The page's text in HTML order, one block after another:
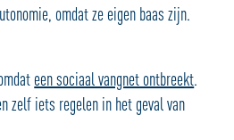
omdat ze eigen baas zijn.
een sociaal vangnet ontbreekt.
zelf iets regelen in het geval van